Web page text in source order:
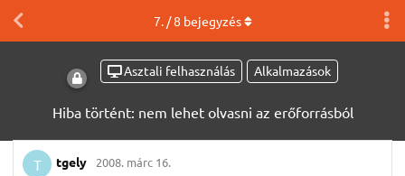
Asztali felhasználás Alkalmazások
Hiba történt: nem lehet olvasni az erőforrásból
7. /8 bejegyzés
T tgely 2008. márc 16.